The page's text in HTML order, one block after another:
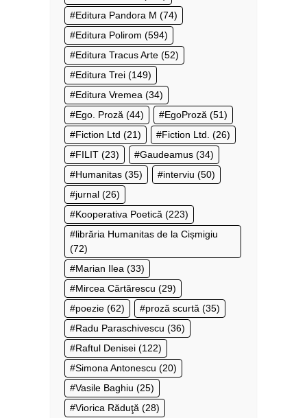
Editura Pandora M (74)
Editura Polirom (594)
Editura Tracus Arte (52)
Editura Trei (149)
Editura Vremea (34)
Ego. Proză (44) EgoProză (51)
Fiction Ltd (21) Fiction Ltd. (26)
FILIT (23) Gaudeamus (34)
Humanitas (35) interviu (50)
jurnal (26)
Kooperativa Poetică (223)
librăria Humanitas de la Cișmigiu
(72)
Marian Ilea (33)
Mircea Cărtărescu (29)
poezie (62) proză scurtă (35)
Radu Paraschivescu (36)
Raftul Denisei (122)
Simona Antonescu (20)
Vasile Baghiu (25)
Viorica Răduţă (28)